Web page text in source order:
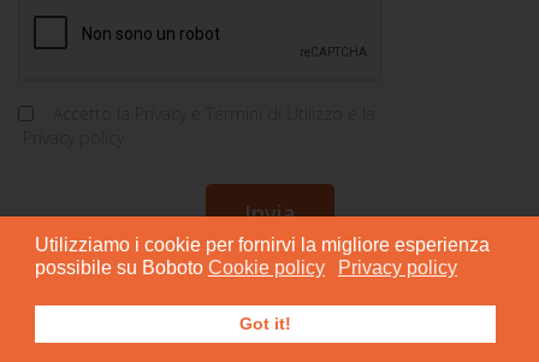
Utilizziamo i cookie per fornirvi la migliore esperienza
possibile su Boboto Cookie policy Privacy policy
Got it!
Privacy policy*